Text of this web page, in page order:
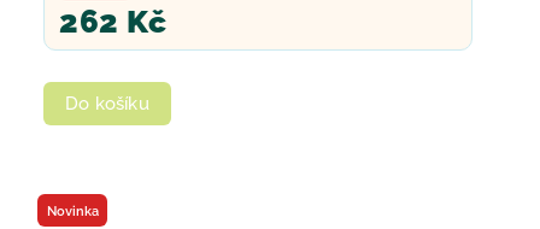
262 Kč
Do košíku
Novinka